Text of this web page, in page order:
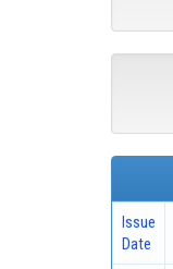
Issue
Date